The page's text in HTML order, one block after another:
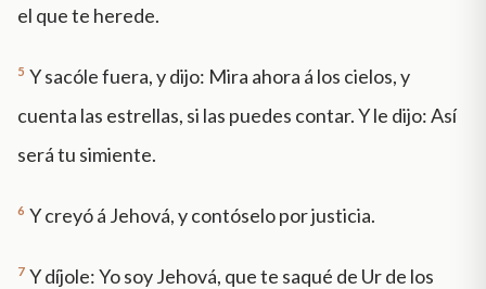
el que te herede.
5 Y sacóle fuera, y dijo: Mira ahora á los cielos, y
cuenta las estrellas, si las puedes contar. Y le dijo: Así
será tu simiente.
6 Y creyó á Jehová, y contóselo por justicia.
7 Y díjole: Yo soy Jehová, que te saqué de Ur de los